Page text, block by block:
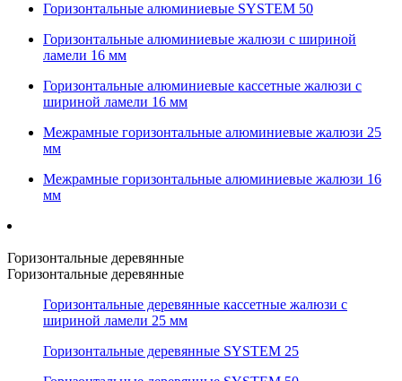
Горизонтальные алюминиевые SYSTEM 50
Горизонтальные алюминиевые жалюзи с шириной
ламели 16 мм
Горизонтальные алюминиевые кассетные жалюзи с
шириной ламели 16 мм
Межрамные горизонтальные алюминиевые жалюзи 25
мм
Межрамные горизонтальные алюминиевые жалюзи 16
мм
Горизонтальные деревянные
Горизонтальные деревянные
Горизонтальные деревянные кассетные жалюзи с
шириной ламели 25 мм
Горизонтальные деревянные SYSTEM 25